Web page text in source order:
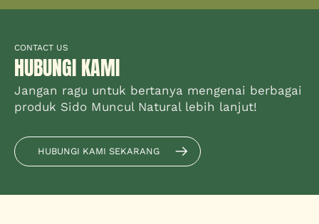
CONTACT US
HUBUNGI KAMI
Jangan ragu untuk bertanya mengenai berbagai
produk Sido Muncul Natural lebih lanjut!
HUBUNGI KAMI SEKARANG